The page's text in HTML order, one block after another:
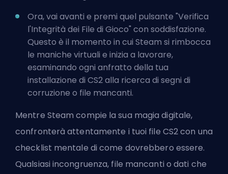
Ora, vai avanti e premi quel pulsante "Verifica
l'Integrità dei File di Gioco" con soddisfazione.
Questo è il momento in cui Steam si rimbocca
le maniche virtuali e inizia a lavorare,
esaminando ogni anfratto della tua
installazione di CS2 alla ricerca di segni di
corruzione o file mancanti.
Mentre Steam compie la sua magia digitale,
confronterà attentamente i tuoi file CS2 con una
checklist mentale di come dovrebbero essere.
Qualsiasi incongruenza, file mancanti o dati che